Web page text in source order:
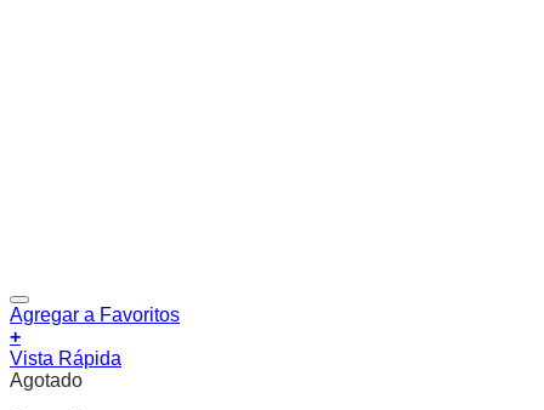
Agregar a Favoritos
+
Vista Rápida
Agotado